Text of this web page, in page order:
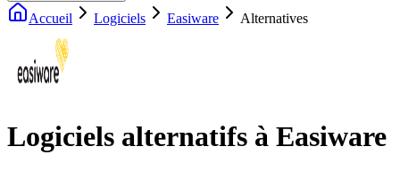
Accueil Logiciels Easiware Alternatives
Logiciels alternatifs à Easiware